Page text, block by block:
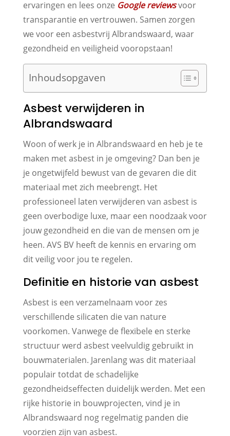
ervaringen en lees onze Google reviewsvoor
transparantie en vertrouwen. Samen zorgen
we voor een asbestvrij Albrandswaard, waar
gezondheid en veiligheid vooropstaan!
Inhoudsopgaven
Asbest verwijderen in
Albrandswaard
Woon of werk je in Albrandswaard en heb je te
maken met asbest in je omgeving? Dan ben je
je ongetwijfeld bewust van de gevaren die dit
materiaal met zich meebrengt. Het
professioneel laten verwijderen van asbest is
geen overbodige luxe, maar een noodzaak voor
jouw gezondheid en die van de mensen om je
heen. AVS BV heeft de kennis en ervaring om
dit veilig voor jou te regelen.
Definitie en historie van asbest
Asbest is een verzamelnaam voor zes
verschillende silicaten die van nature
voorkomen. Vanwege de flexibele en sterke
structuur werd asbest veelvuldig gebruikt in
bouwmaterialen. Jarenlang was dit materiaal
populair totdat de schadelijke
gezondheidseffecten duidelijk werden. Met een
rijke historie in bouwprojecten, vind je in
Albrandswaard nog regelmatig panden die
voorzien zijn van asbest.